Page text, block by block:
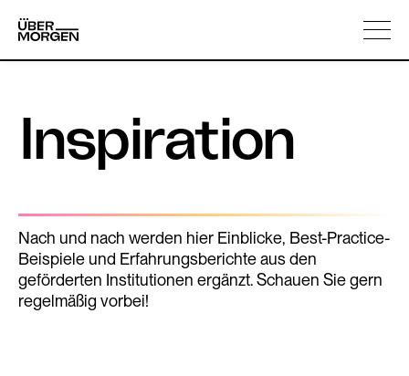
content
Über uns
Inspiration
Nach und nach werden hier Einblicke, Best-Practice-
Beispiele und Erfahrungsberichte aus den
geförderten Institutionen ergänzt. Schauen Sie gern
regelmäßig vorbei!